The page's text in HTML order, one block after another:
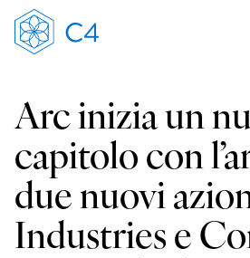
Arc inizia un
capitolo con
due nuovi
Industries e